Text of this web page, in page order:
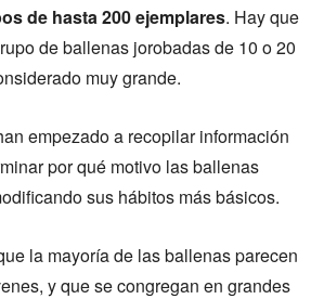
de hasta 200 ejemplares. Hay que
de ballenas jorobadas de 10 o 20
muy grande.
empezado a recopilar información
por qué motivo las ballenas
sus hábitos más básicos.
la mayoría de las ballenas parecen
y que se congregan en grandes